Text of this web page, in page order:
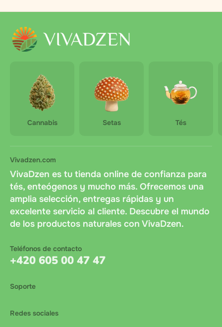
Cannabis Setas Tés
Vivadzen.com
VivaDzen es tu tienda online de confianza para
tés, enteógenos y mucho más. Ofrecemos una
amplia selección, entregas rápidas y un
excelente servicio al cliente. Descubre el mundo
de los productos naturales con VivaDzen.
Teléfonos de contacto
+420 605 00 47 47
Soporte
Redes sociales